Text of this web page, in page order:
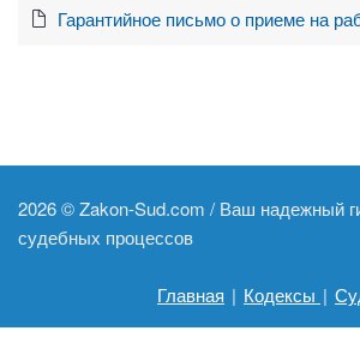
Гарантийное письмо о приеме на
2026 ©Zakon-Sud.com / Ваш надежный
судебных процессов
Главная | Кодексы |